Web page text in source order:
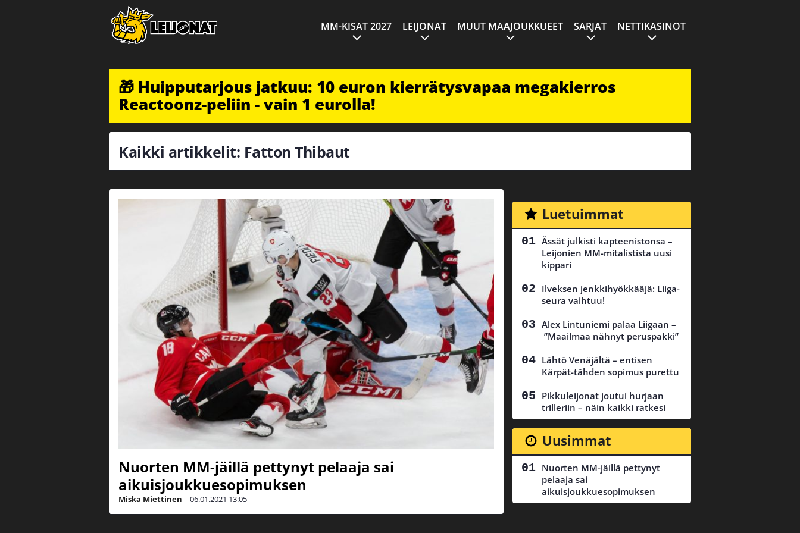
MM-KISAT 2027 LEIJONAT MUUT MAAJOUKKUEET SARJAT NETTIKASINOT
🎁 Huipputarjous jatkuu: 10 euron kierrätysvapaa megakierros
Reactoonz-peliin - vain 1 eurolla!
Kaikki artikkelit: Fatton Thibaut
Nuorten MM-jäillä pettynyt pelaaja sai
aikuisjoukkuesopimuksen
Miska Miettinen | 06.01.2021 13:05
Luetuimmat
Ässät julkisti kapteenistonsa –
Leijonien MM-mitalistista uusi
kippari
Ilveksen jenkkihyökkääjä: Liiga-
seura vaihtuu!
Alex Lintuniemi palaa Liigaan –
”Maailmaa nähnyt peruspakki”
Lähtö Venäjältä – entisen
Kärpät-tähden sopimus purettu
Pikkuleijonat joutui hurjaan
trilleriin – näin kaikki ratkesi
Uusimmat
Nuorten MM-jäillä pettynyt
pelaaja sai
aikuisjoukkuesopimuksen